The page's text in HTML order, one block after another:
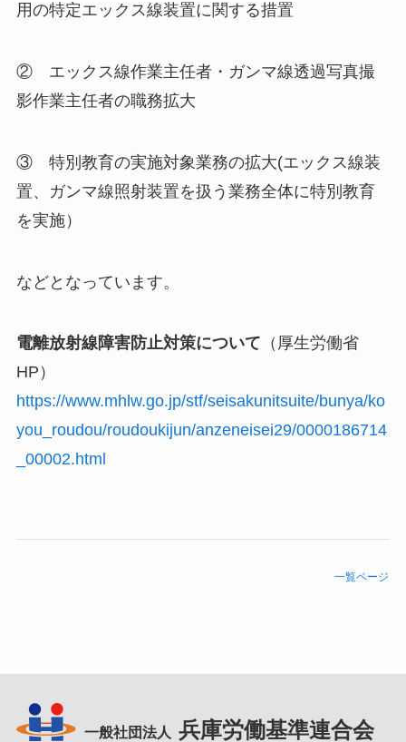
用の特定エックス線装置に関する措置
② エックス線作業主任者・ガンマ線透過写真撮
影作業主任者の職務拡大
③ 特別教育の実施対象業務の拡大(エックス線装
置、ガンマ線照射装置を扱う業務全体に特別教育
を実施）
などとなっています。
電離放射線障害防止対策について （厚生労働省
HP）
https://www.mhlw.go.jp/stf/seisakunitsuite/bunya/ko
you_roudou/roudoukijun/anzeneisei29/0000186714
_00002.html
一覧ページ
一般社団法人 兵庫労働基準連合会